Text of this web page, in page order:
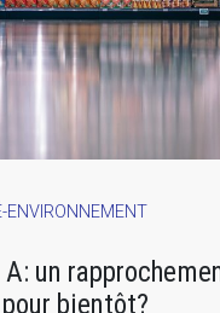
ENVIRONNEMENT
un
bientôt?